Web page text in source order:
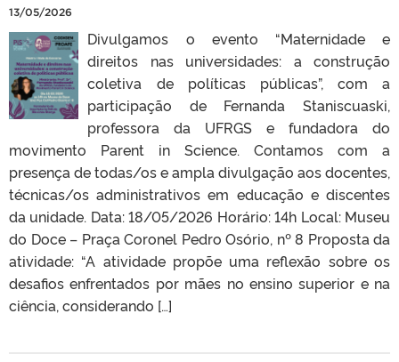
13/05/2026
Divulgamos o evento “Maternidade e
direitos nas universidades: a construção
coletiva de políticas públicas”, com a
participação de Fernanda Staniscuaski,
professora da UFRGS e fundadora do
movimento Parent in Science. Contamos com a
presença de todas/os e ampla divulgação aos docentes,
técnicas/os administrativos em educação e discentes
da unidade. Data: 18/05/2026 Horário: 14h Local: Museu
do Doce – Praça Coronel Pedro Osório, nº 8 Proposta da
atividade: “A atividade propõe uma reflexão sobre os
desafios enfrentados por mães no ensino superior e na
ciência, considerando […]